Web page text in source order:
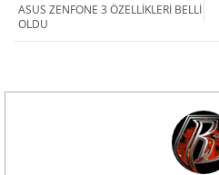
ASUS ZENFONE 3 ÖZELLİKLERİ BELLİ
OLDU